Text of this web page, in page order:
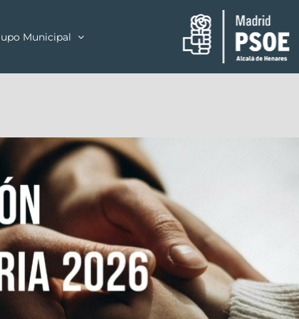
Municipal